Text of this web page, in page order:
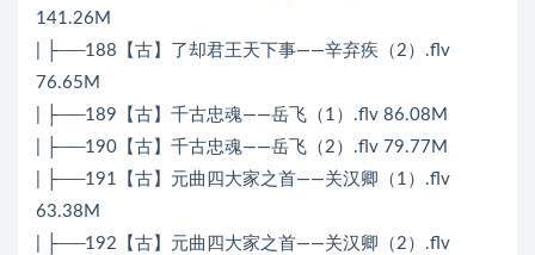
141.26M
| ├──188【古】了却君王天下事——辛弃疾（2）.flv
76.65M
| ├──189【古】千古忠魂——岳飞（1）.flv 86.08M
| ├──190【古】千古忠魂——岳飞（2）.flv 79.77M
| ├──191【古】元曲四大家之首——关汉卿（1）.flv
63.38M
| ├──192【古】元曲四大家之首——关汉卿（2）.flv